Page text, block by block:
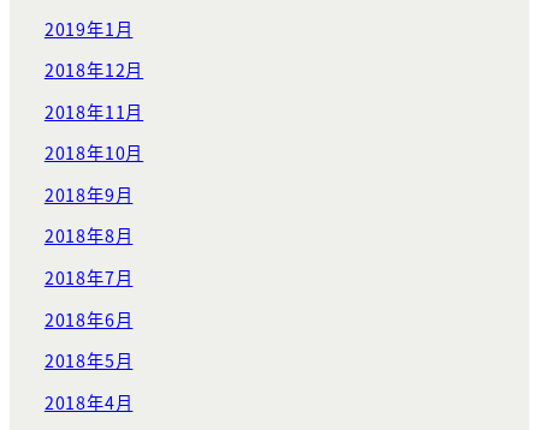
2019年1月
2018年12月
2018年11月
2018年10月
2018年9月
2018年8月
2018年7月
2018年6月
2018年5月
2018年4月